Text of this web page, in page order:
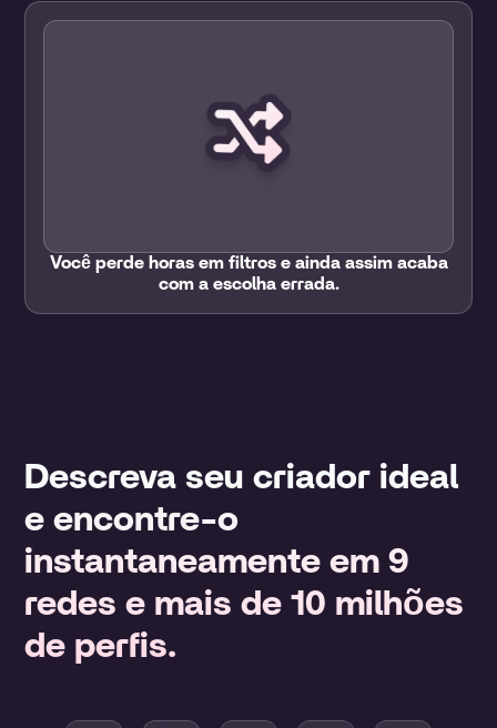
Você perde horas em filtros e ainda assim acaba
com a escolha errada.
Descreva seu criador ideal
e encontre-o
instantaneamente em 9
redes e mais de 10 milhões
de perfis.